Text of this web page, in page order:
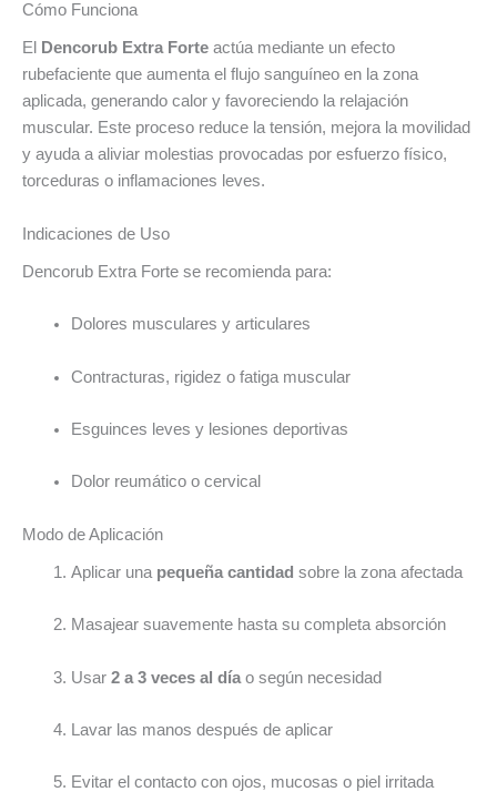
Cómo Funciona
El Dencorub Extra Forte actúa mediante un efecto
rubefaciente que aumenta el flujo sanguíneo en la zona
aplicada, generando calor y favoreciendo la relajación
muscular. Este proceso reduce la tensión, mejora la movilidad
y ayuda a aliviar molestias provocadas por esfuerzo físico,
torceduras o inflamaciones leves.
Indicaciones de Uso
Dencorub Extra Forte se recomienda para:
Dolores musculares y articulares
Contracturas, rigidez o fatiga muscular
Esguinces leves y lesiones deportivas
Dolor reumático o cervical
Modo de Aplicación
Aplicar una pequeña cantidad sobre la zona afectada
Masajear suavemente hasta su completa absorción
Usar 2 a 3 veces al díao según necesidad
Lavar las manos después de aplicar
Evitar el contacto con ojos, mucosas o piel irritada